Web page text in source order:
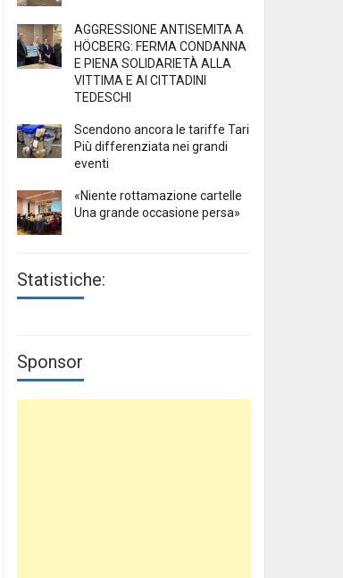
AGGRESSIONE ANTISEMITA A
HÖCBERG: FERMA CONDANNA
E PIENA SOLIDARIETÀ ALLA
VITTIMA E AI CITTADINI
TEDESCHI
Scendono ancora le tariffe Tari
Più differenziata nei grandi
eventi
«Niente rottamazione cartelle
Una grande occasione persa»
Statistiche:
Sponsor